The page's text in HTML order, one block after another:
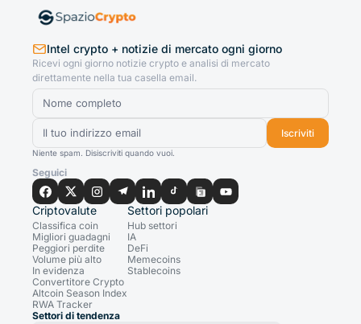
Intel crypto + notizie di mercato ogni giorno
Ricevi ogni giorno notizie crypto e analisi di mercato
direttamente nella tua casella email.
Iscriviti
Niente spam. Disiscriviti quando vuoi.
Seguici
Criptovalute
Classifica coin
Migliori guadagni
Peggiori perdite
Volume più alto
In evidenza
Convertitore Crypto
Altcoin Season Index
RWA Tracker
Settori popolari
Hub settori
IA
DeFi
Memecoins
Stablecoins
Settori di tendenza